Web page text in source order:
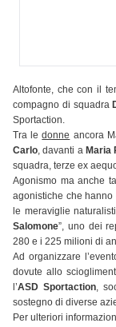
Altofonte, che con il
compagno di squadra
Sportaction.
Tra ledonne ancora
Carlo, davanti a Maria
squadra, terze ex
Agonismo ma anche
agonistiche che
le meraviglie
Salomone”, uno dei
280 e i 225 milioni di
Ad organizzare
dovute allo
l’ASD Sportaction,
sostegno di diverse
Per ulteriori